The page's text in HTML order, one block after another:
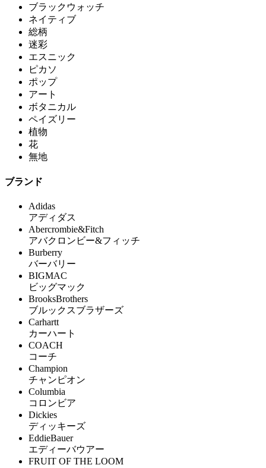
ブラックウォッチ
ネイティブ
総柄
迷彩
エスニック
ピカソ
ポップ
アート
ボタニカル
ペイズリー
植物
花
無地
ブランド
Adidas
アディダス
Abercrombie&Fitch
アバクロンビー&フィッチ
Burberry
バーバリー
BIGMAC
ビッグマック
BrooksBrothers
ブルックスブラザーズ
Carhartt
カーハート
COACH
コーチ
Champion
チャンピオン
Columbia
コロンビア
Dickies
ディッキーズ
EddieBauer
エディーバウアー
FRUIT OF THE LOOM